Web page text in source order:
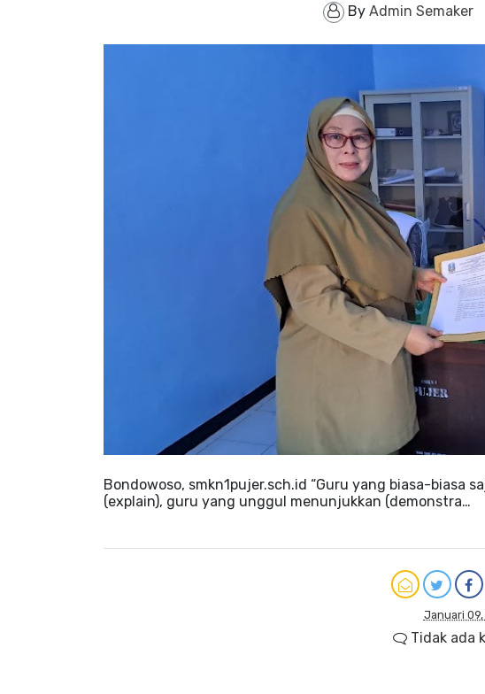
By Admin Semaker
Bondowoso, smkn1pujer.sch.id “Guru yang biasa-biasa
(explain), guru yang unggul menunjukkan (demonstra…
Januari
Tidak ada